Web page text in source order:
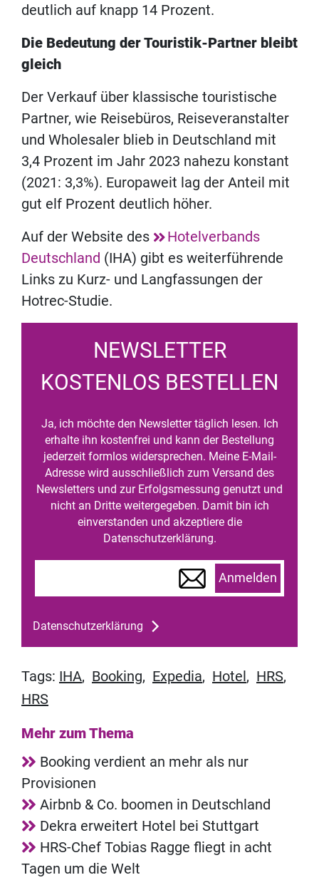
deutlich auf knapp 14 Prozent.
Die Bedeutung der Touristik-Partner bleibt
gleich
Der Verkauf über klassische touristische
Partner, wie Reisebüros, Reiseveranstalter
und Wholesaler blieb in Deutschland mit
3,4 Prozent im Jahr 2023 nahezu konstant
(2021: 3,3%). Europaweit lag der Anteil mit
gut elf Prozent deutlich höher.
Auf der Website des
Hotelverbands
Deutschland (IHA) gibt es weiterführende
Links zu Kurz- und Langfassungen der
Hotrec-Studie.
NEWSLETTER
KOSTENLOS BESTELLEN
Ja, ich möchte den Newsletter täglich lesen. Ich
erhalte ihn kostenfrei und kann der Bestellung
jederzeit formlos widersprechen. Meine E-Mail-
Adresse wird ausschließlich zum Versand des
Newsletters und zur Erfolgsmessung genutzt und
nicht an Dritte weitergegeben. Damit bin ich
einverstanden und akzeptiere die
Datenschutzerklärung.
Anmelden
Datenschutzerklärung
Tags: IHA, Booking, Expedia, Hotel, HRS,
HRS
Mehr zum Thema
Booking verdient an mehr als nur
Provisionen
Airbnb & Co. boomen in Deutschland
Dekra erweitert Hotel bei Stuttgart
HRS-Chef Tobias Ragge fliegt in acht
Tagen um die Welt